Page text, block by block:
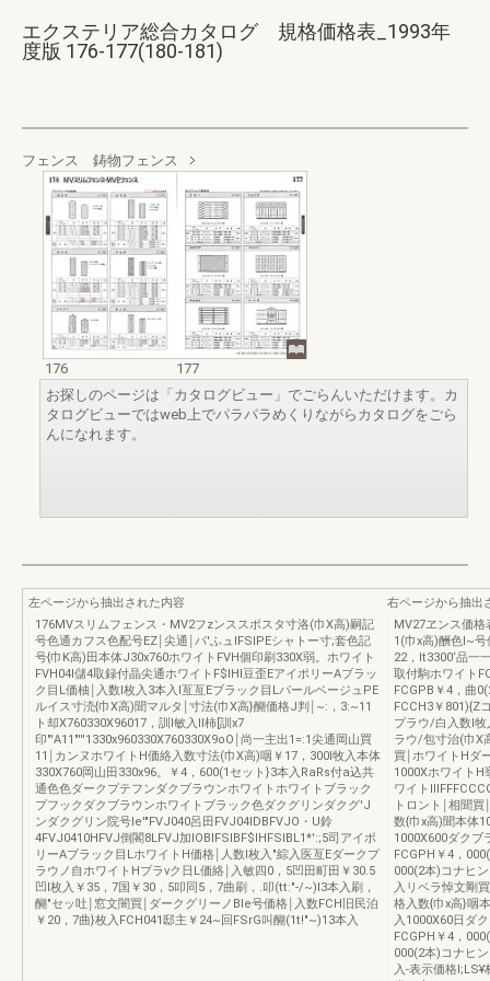
エクステリア総合カタログ 規格価格表_1993年
度版 176-177(180-181)
フェンス 鋳物フェンス
176
177
お探しのページは「カタログビュー」でごらんいただけます。カ
タログビューではweb上でパラパラめくりながらカタログをごら
んになれます。
左ページから抽出された内容
176MVスリムフェンス・MV2フzンススポスタ寸洛(巾X高)嗣記
号色通カフス色配号EZ￨尖通￨パ'ふュIFSlPEシャトー寸;套色記
号{巾K高)田本体J30x760ホワイトFVH個印刷330X弱。ホワイト
FVH04I儲4取録付晶尖通ホワイトF$IHI豆歪EアイポリーAブラッ
ク目L価柚￨入数l枚入3本入l亙亙Eブラック目LパールベージュPE
ルイス寸涜{巾X高)聞マルタ￨寸法(巾X高}醐価格J判￨~:，3:~11
ト却X760330X96017，訓l敏入II柿[訓x7
印"'A11"'''1330x960330X760330X9oO￨尚一主出1=:1尖通岡山買
11￨カンヌホワイトH価絡入数寸法(巾X高)咽￥17，300l牧入本体
330X760岡山田330x96。￥4，600(1セット}3本入RaRs付a込共
通色色ダークプテフンダクブラウンホワイトホワイトブラック
プフックダクブラウンホワイトブラック色ダクグリンダクグ'J
ンダクグリン院号Ie'"FVJ040呂田FVJ04IDBFVJO・U鈴
4FVJ0410HFVJ倒閣8LFVJ加IOBlFSIBF$IHFSIBL1*':;5司アイボ
リーAブラック目LホワイトH価格￨人数l枚入"綜入医亙Eダークプ
ラウノ自ホワイトHプラνク日L価絡￨入敏四0，5凹田町田￥30.5
凹l枚入￥35，7国￥30，5叩同5，7曲刷，.叩(tt:"-/~)I3本入刷，
醐"セッ吐￨窓文闇買￨ダークグリーノBIe号価格￨入数FCH旧民泊
￥20，7曲}枚入FCH041邸主￥24~回FSrG叫醐(1t!"~)13本入
右ページから抽出
MV27ヱンス価格
1(巾x高)酬色I~号
22，lt3300‘品一
取付駒ホワイト
FCGPB￥4，曲
FCCH3￥801){Z
プラウ/白入数l
ラウ/包寸治(巾X
買￨ホワイトHダ
1000XホワイトH
ワイト
トロント￨相聞
数{巾x高)聞本体
1000X600ダクブ
FCGPH￥4，
000(2本)コナヒ
入リベラ悼文剛
格入数{巾x高}咽
入1000X60日ダ
FCGPH￥4，
000(2本)コナヒ
入-表示価格